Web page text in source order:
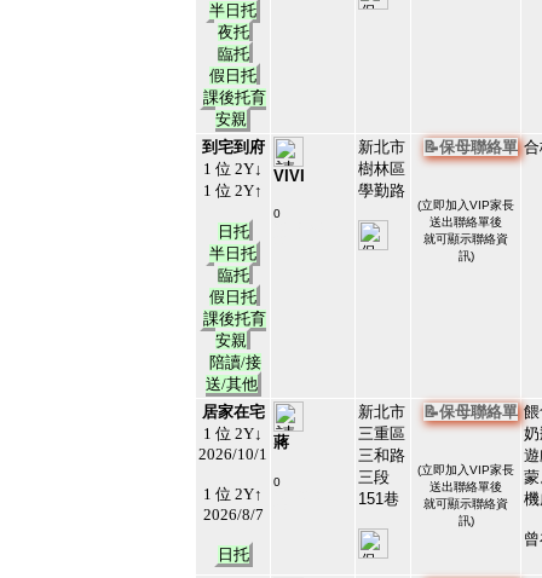
半日托
夜托
臨托
假日托
課後托育
安親
到宅到府
1 位 2Y↓
1 位 2Y↑
日托
半日托
臨托
假日托
課後托育
安親
陪讀/接
送/其他
VIVI
0
新北市
樹林區
學勤路
📝保母聯絡單
(立即加入VIP家長
送出聯絡單後
就可顯示聯絡資
訊)
居家在宅
1 位 2Y↓
2026/10/1
1 位 2Y↑
2026/8/7
日托
蔣
0
新北市
三重區
三和路
三段
151巷
📝保母聯絡單
(立即加入VIP家長
送出聯絡單後
就可顯示聯絡資
訊)